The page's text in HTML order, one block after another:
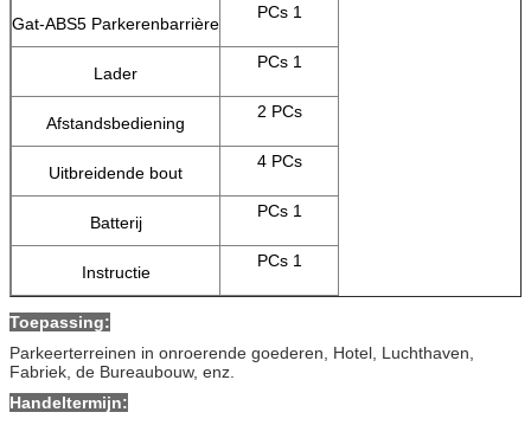
Gat-ABS5 Parkerenbarrière
PCs 1
Lader
PCs 1
Afstandsbediening
2 PCs
Uitbreidende bout
4 PCs
Batterij
PCs 1
Instructie
PCs 1
Toepassing:
Parkeerterreinen in onroerende goederen, Hotel, Luchthaven,
Fabriek, de Bureaubouw, enz.
Handeltermijn: